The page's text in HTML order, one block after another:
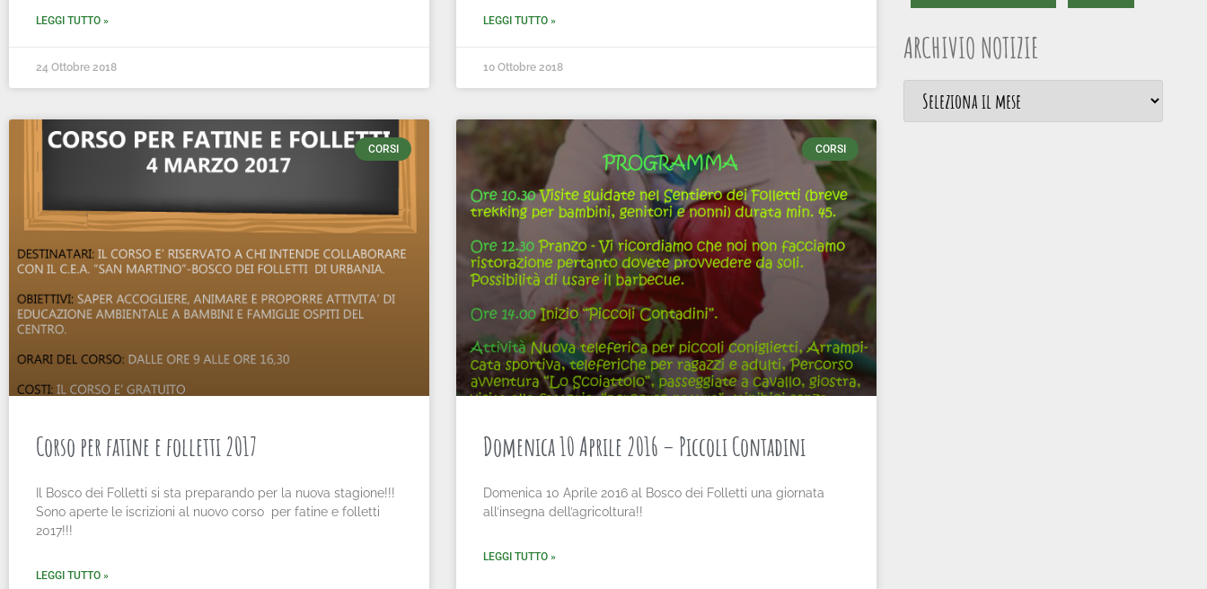
LEGGI TUTTO »
24 Ottobre 2018
LEGGI TUTTO »
10 Ottobre 2018
CORSI
Corso per fatine e folletti 2017
Il Bosco dei Folletti si sta preparando per la nuova stagione!!!
Sono aperte le iscrizioni al nuovo corso per fatine e folletti
2017!!!
LEGGI TUTTO »
CORSI
Domenica 10 Aprile 2016 – Piccoli Contadini
Domenica 10 Aprile 2016 al Bosco dei Folletti una giornata
all’insegna dell’agricoltura!!
LEGGI TUTTO »
ARCHIVIO NOTIZIE